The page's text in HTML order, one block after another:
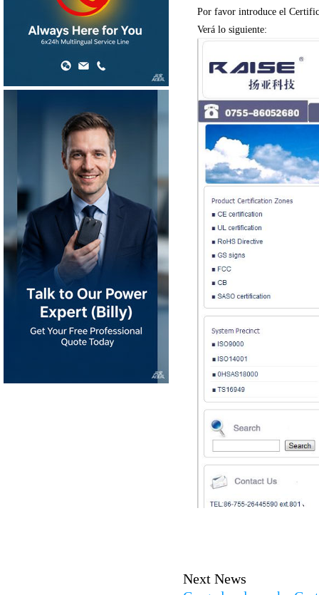
Por favor introduce el
Verá lo siguiente:
Next News